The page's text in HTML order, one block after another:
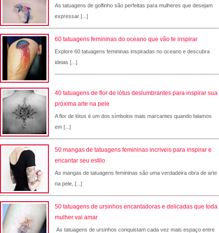
As tatuagens de golfinho são perfeitas para mulheres que desejam
expressar [...]
60 tatuagens femininas do oceano que vão te inspirar
Explore 60 tatuagens femininas inspiradas no oceano e descubra
ideias [...]
40 tatuagens de flor de lótus deslumbrantes para inspirar sua
próxima arte na pele
A flor de lótus é um dos símbolos mais marcantes quando falamos
em [...]
50 mangas de tatuagens femininas incríveis para inspirar e
encantar seu estilo
As mangas de tatuagens femininas são uma verdadeira obra de arte
na pele, [...]
50 tatuagens de ursinhos encantadoras e delicadas que toda
mulher vai amar
As tatuagens de ursinhos conquistam cada vez mais espaço entre